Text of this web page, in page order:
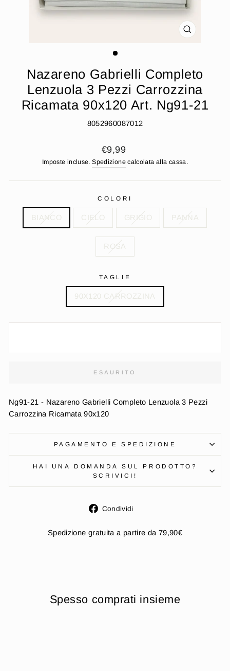
CHIUDI
Nazareno Gabrielli Completo
Lenzuola 3 Pezzi Carrozzina
Ricamata 90x120 Art. Ng91-21
8052960087012
Prezzo
di
€9,99
Imposte incluse.Spedizionecalcolata alla cassa.
COLORI
BIANCO CIELO GRIGIO PANNA
ROSA
TAGLIE
90X120 CARROZZINA
ESAURITO
Ng91-21 - Nazareno Gabrielli Completo Lenzuola 3 Pezzi
Carrozzina Ricamata 90x120
PAGAMENTO E SPEDIZIONE
HAI UNA DOMANDA SUL PRODOTTO?
SCRIVICI!
Condividi
Facebook
Spedizione gratuita a partire da 79,90€
Spesso comprati insieme